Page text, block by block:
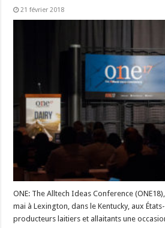
21 février 2018
ONE: The Alltech Ideas Conference
mai à Lexington, dans le Kentucky, aux
producteurs laitiers et allaitants une